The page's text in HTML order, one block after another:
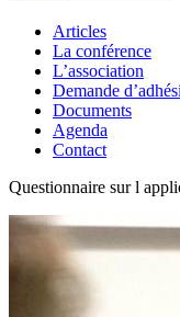
Articles
La conférence
L’association
Demande
Documents
Agenda
Contact
Questionnaire sur l